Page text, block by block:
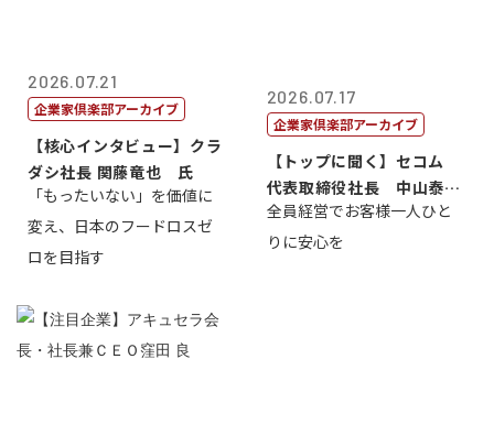
2026.07.21
企業家倶楽部アーカイブ
【核心インタビュー】クラ
ダシ社長 関藤竜也 氏
「もったいない」を価値に
変え、日本のフードロスゼ
ロを目指す
2026.07.17
企業家倶楽部アーカイブ
【トップに聞く】セコム
代表取締役社長 中山泰
男
全員経営でお客様一人ひと
りに安心を